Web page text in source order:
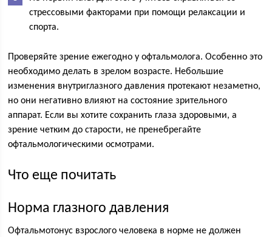
стрессовыми факторами при помощи релаксации и
спорта.
Проверяйте зрение ежегодно у офтальмолога. Особенно это
необходимо делать в зрелом возрасте. Небольшие
изменения внутриглазного давления протекают незаметно,
но они негативно влияют на состояние зрительного
аппарат. Если вы хотите сохранить глаза здоровыми, а
зрение четким до старости, не пренебрегайте
офтальмологическими осмотрами.
Что еще почитать
Норма глазного давления
Офтальмотонус взрослого человека в норме не должен